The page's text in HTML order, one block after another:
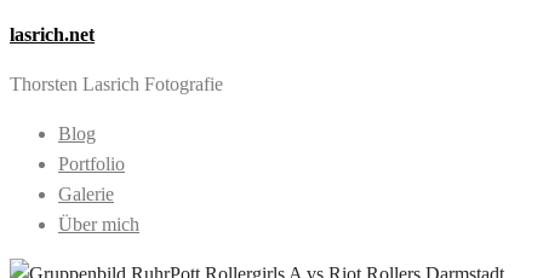
lasrich.net
Thorsten Lasrich Fotografie
Blog
Portfolio
Galerie
Über mich